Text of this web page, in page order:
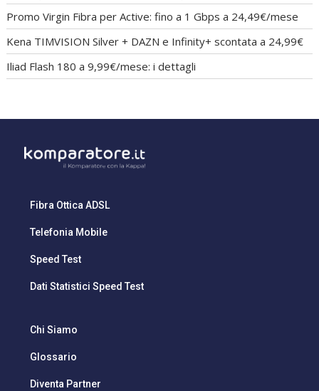
Promo Virgin Fibra per Active: fino a 1 Gbps a 24,49€/mese
Kena TIMVISION Silver + DAZN e Infinity+ scontata a 24,99€
Iliad Flash 180 a 9,99€/mese: i dettagli
Fibra Ottica ADSL
Telefonia Mobile
Speed Test
Dati Statistici Speed Test
Chi Siamo
Glossario
Diventa Partner